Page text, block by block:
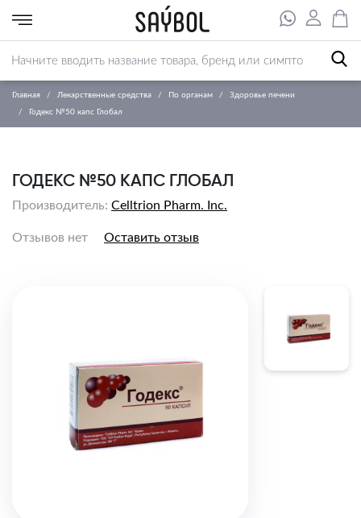
Главная Лекарственные средства По органам Здоровье печени
Годекс №50 капс Глобал
ГОДЕКС №50 КАПС ГЛОБАЛ
Производитель: Celltrion Pharm. Inc.
Отзывов нет Оставить отзыв